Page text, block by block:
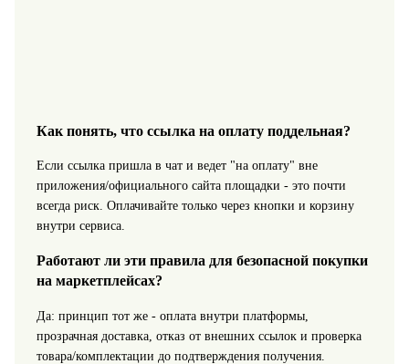
Как понять, что ссылка на оплату поддельная?
Если ссылка пришла в чат и ведет "на оплату" вне
приложения/официального сайта площадки - это почти
всегда риск. Оплачивайте только через кнопки и корзину
внутри сервиса.
Работают ли эти правила для безопасной покупки
на маркетплейсах?
Да: принцип тот же - оплата внутри платформы,
прозрачная доставка, отказ от внешних ссылок и проверка
товара/комплектации до подтверждения получения.